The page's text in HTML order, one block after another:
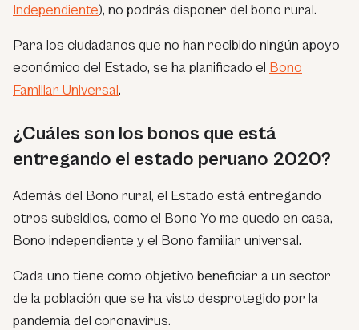
Independiente), no podrás disponer del bono rural.
Para los ciudadanos que no han recibido ningún apoyo
económico del Estado, se ha planificado el Bono
Familiar Universal.
¿Cuáles son los bonos que está
entregando el estado peruano 2020?
Además del Bono rural, el Estado está entregando
otros subsidios, como el Bono Yo me quedo en casa,
Bono independiente y el Bono familiar universal.
Cada uno tiene como objetivo beneficiar a un sector
de la población que se ha visto desprotegido por la
pandemia del coronavirus.